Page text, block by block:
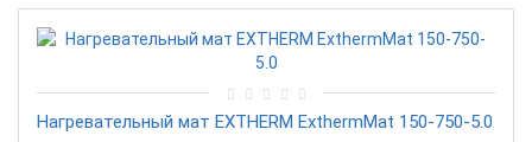
Нагревательный мат EXTHERM ExthermMat 150-750-5.0